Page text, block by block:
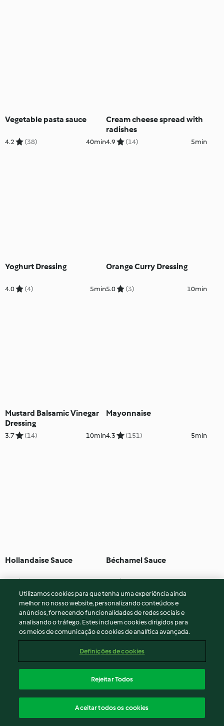
Vegetable pasta sauce
4.2 (38) 40min
Cream cheese spread with
radishes
4.9 (14) 5min
Yoghurt Dressing
4.0 (4) 5min
Orange Curry Dressing
5.0 (3) 10min
Mustard Balsamic Vinegar
Dressing
3.7 (14) 10min
Mayonnaise
4.3 (151) 5min
Hollandaise Sauce Béchamel Sauce
Rosemary Marinade for
Beef
Utilizamos cookies para que tenha uma experiência ainda
melhor no nosso website, personalizando conteúdos e
anúncios, fornecendo funcionalidades de redes sociais e
analisando o tráfego. Estes incluem cookies dirigidos para
os meios de comunicação e cookies de analítica avançada.
Definições de cookies
Rejeitar Todos
Aceitar todos os cookies